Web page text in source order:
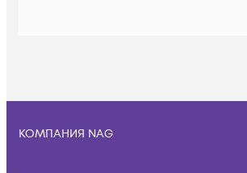
КОМПАНИЯ NAG